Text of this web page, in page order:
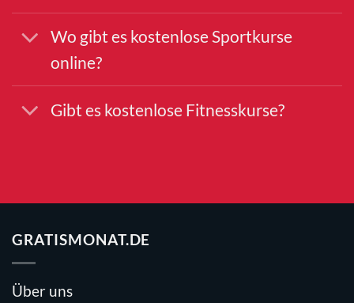
Wo gibt es kostenlose Sportkurse
online?
Gibt es kostenlose Fitnesskurse?
GRATISMONAT.DE
Über uns